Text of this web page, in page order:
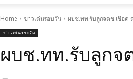
Home ข่าวเด่นรอบวัน ผบช.ทท.รับลูกจตช.เชือด
ข่าวเด่นรอบวัน
ผบช.ทท.รับลูกจ